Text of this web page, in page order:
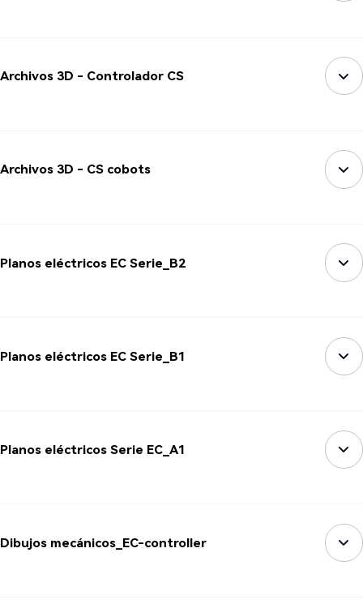
Archivos 3D - Controlador CS
Archivos 3D - CS cobots
Planos eléctricos EC Serie_B2
Planos eléctricos EC Serie_B1
Planos eléctricos Serie EC_A1
Dibujos mecánicos_EC-controller